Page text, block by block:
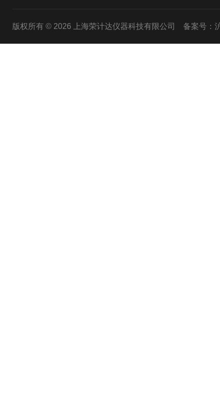
版权所有 © 2026 上海荣计达仪器科技有限公司 备案号：